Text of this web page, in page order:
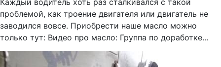
Каждый водитель хоть раз сталкивался с такой
проблемой, как троение двигателя или двигатель не
заводился вовсе. Приобрести наше масло можно
только тут: Видео про масло: Группа по доработке...